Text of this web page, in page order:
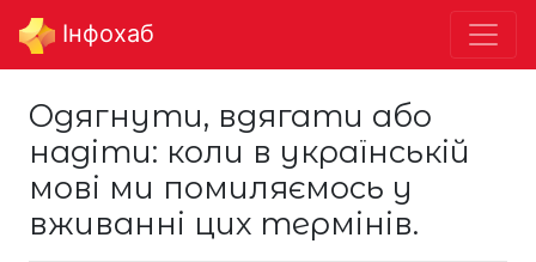
Інфохаб
Одягнути, вдягати або
надіти: коли в українській
мові ми помиляємось у
вживанні цих термінів.